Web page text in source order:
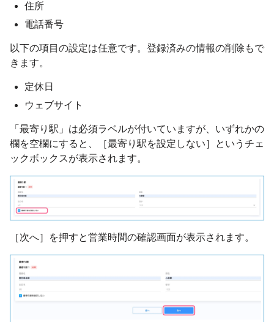
住所
電話番号
以下の項目の設定は任意です。登録済みの情報の削除もで
きます。
定休日
ウェブサイト
「最寄り駅」は必須ラベルが付いていますが、いずれかの
欄を空欄にすると、［最寄り駅を設定しない］というチェ
ックボックスが表示されます。
［次へ］を押すと営業時間の確認画面が表示されます。